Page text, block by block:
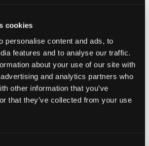
cookies
personalise content and ads, to
features and to analyse our traffic.
about your use of our site with
and analytics partners who
other information that you’ve
that they’ve collected from your use
STORLEK
över 699 kr